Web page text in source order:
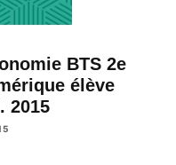
BTS 2e
élève
2015